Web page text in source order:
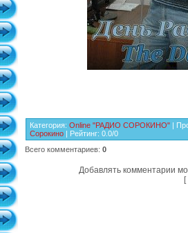
Категория: Online "РАДИО СОРОКИНО" |
Сорокино | Рейтинг: 0.0/0
Всего комментариев: 0
Добавлять комментарии
[